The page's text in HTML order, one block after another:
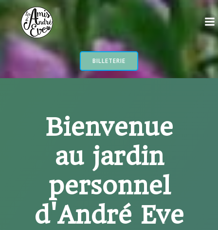
Aller
BILLETERIE
Bienvenue
au jardin
personnel
d'André Eve